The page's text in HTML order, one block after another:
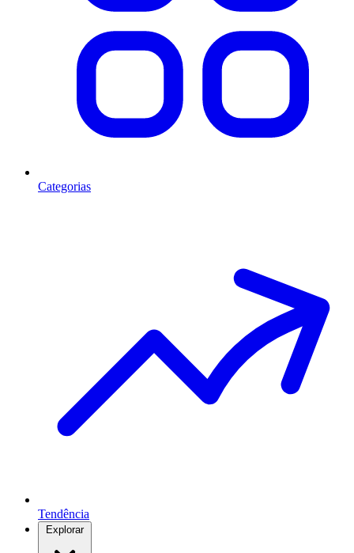
Categorias
Tendência
Explorar